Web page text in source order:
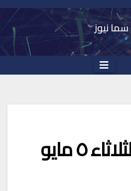
سما نيوز
أخبار البلد – الثلاثاء ٥ مايو